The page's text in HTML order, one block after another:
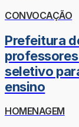
CONVOCAÇÃO
Prefeitura
seletivo
ensino
HOMENAGEM